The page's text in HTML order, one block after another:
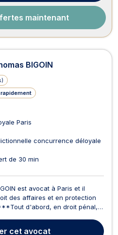
maintenant
BIGOIN
)
Paris
concurrence déloyale
de 30 min
est avocat à Paris et il
des affaires et en protection
d'abord, en droit pénal,
ou victime. Il vous
cet avocat